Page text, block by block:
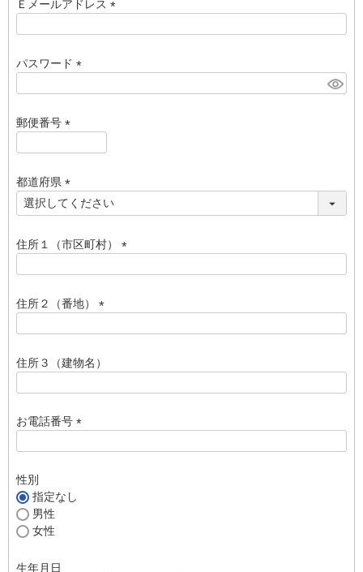
)
Ｅメールアドレス
)
パスワード
)
郵便番号
須
)
都道府県
(
必
須
)
住所１（市区町村）
)
住所２（番地）
須
)
住所３（建物名）
お電話番号
性別
指定なし
男性
女性
生年月日